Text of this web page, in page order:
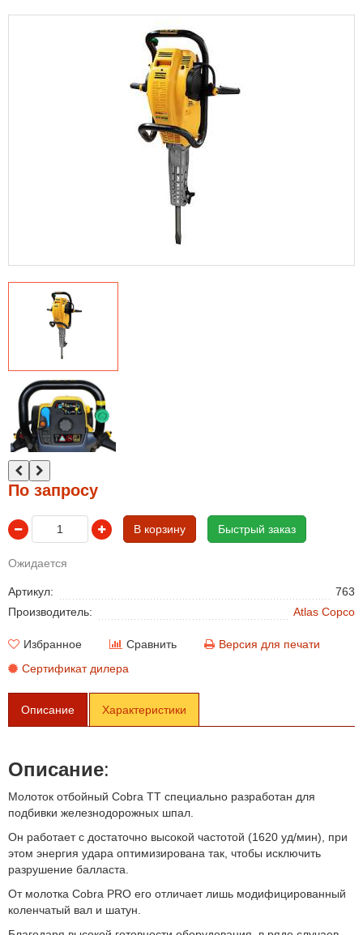
По запросу
В корзину Быстрый заказ
Ожидается
Артикул:
763
Производитель:
Atlas Copco
Избранное Сравнить
Версия для печати
Сертификат дилера
Описание Характеристики
Описание:
Молоток отбойный Cobra TT специально разработан для
подбивки железнодорожных шпал.
Он работает с достаточно высокой частотой (1620 уд/мин), при
этом энергия удара оптимизирована так, чтобы исключить
разрушение балласта.
От молотка Cobra PRO его отличает лишь модифицированный
коленчатый вал и шатун.